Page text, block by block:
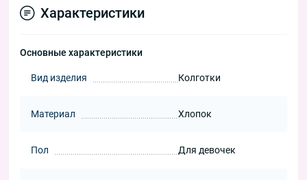
Характеристики
Основные характеристики
Вид изделия Колготки
Материал Хлопок
Пол Для девочек